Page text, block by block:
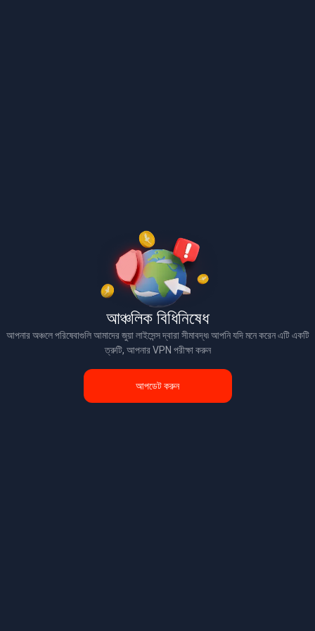
আঞ্চলিক বিধিনিষেধ
আপনার অঞ্চলে পরিষেবাগুলি আমাদের জুয়া লাইসেন্স দ্বারা সীমাবদ্ধ৷ আপনি যদি মনে করেন এটি একটি
ত্রুটি, আপনার VPN পরীক্ষা করুন
আপডেট করুন